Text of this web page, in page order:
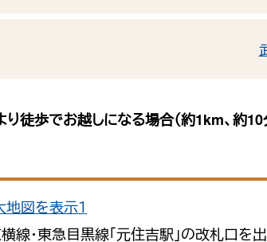
り徒歩でお越しになる場合（約1km、約10
地図を表示１
線・東急目黒線「元住吉駅」の改札口を